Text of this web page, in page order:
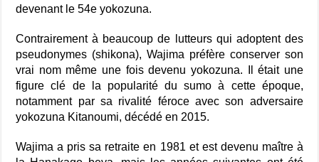
devenant le 54e yokozuna.
Contrairement à beaucoup de lutteurs qui adoptent des
pseudonymes (shikona), Wajima préfère conserver son
vrai nom même une fois devenu yokozuna. Il était une
figure clé de la popularité du sumo à cette époque,
notamment par sa rivalité féroce avec son adversaire
yokozuna Kitanoumi, décédé en 2015.
Wajima a pris sa retraite en 1981 et est devenu maître à